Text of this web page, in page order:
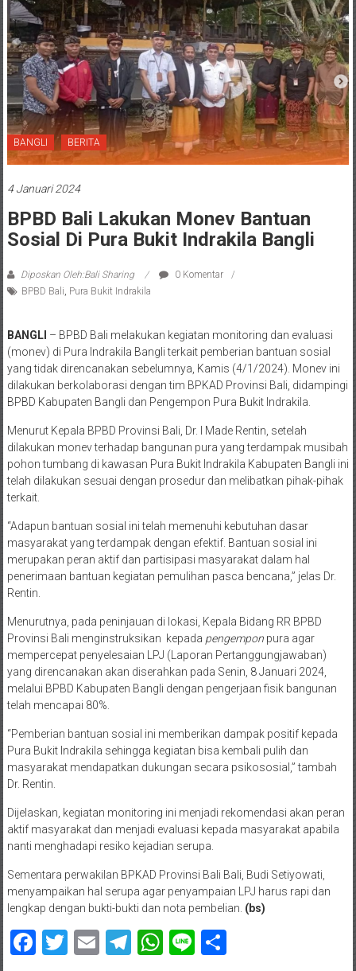
BANGLI BERITA
4 Januari 2024
BPBD Bali Lakukan Monev Bantuan
Sosial Di Pura Bukit Indrakila Bangli
Diposkan Oleh:Bali Sharing
0 Komentar
BPBD Bali, Pura Bukit Indrakila
BANGLI – BPBD Bali melakukan kegiatan monitoring dan evaluasi
(monev) di Pura Indrakila Bangli terkait pemberian bantuan sosial
yang tidak direncanakan sebelumnya, Kamis (4/1/2024). Monev ini
dilakukan berkolaborasi dengan tim BPKAD Provinsi Bali, didampingi
BPBD Kabupaten Bangli dan Pengempon Pura Bukit Indrakila.
Menurut Kepala BPBD Provinsi Bali, Dr. I Made Rentin, setelah
dilakukan monev terhadap bangunan pura yang terdampak musibah
pohon tumbang di kawasan Pura Bukit Indrakila Kabupaten Bangli ini
telah dilakukan sesuai dengan prosedur dan melibatkan pihak-pihak
terkait.
“Adapun bantuan sosial ini telah memenuhi kebutuhan dasar
masyarakat yang terdampak dengan efektif. Bantuan sosial ini
merupakan peran aktif dan partisipasi masyarakat dalam hal
penerimaan bantuan kegiatan pemulihan pasca bencana,” jelas Dr.
Rentin.
Menurutnya, pada peninjauan di lokasi, Kepala Bidang RR BPBD
Provinsi Bali menginstruksikan kepada pengemponpura agar
mempercepat penyelesaian LPJ (Laporan Pertanggungjawaban)
yang direncanakan akan diserahkan pada Senin, 8 Januari 2024,
melalui BPBD Kabupaten Bangli dengan pengerjaan fisik bangunan
telah mencapai 80%.
“Pemberian bantuan sosial ini memberikan dampak positif kepada
Pura Bukit Indrakila sehingga kegiatan bisa kembali pulih dan
masyarakat mendapatkan dukungan secara psikososial,” tambah
Dr. Rentin.
Dijelaskan, kegiatan monitoring ini menjadi rekomendasi akan peran
aktif masyarakat dan menjadi evaluasi kepada masyarakat apabila
nanti menghadapi resiko kejadian serupa.
Sementara perwakilan BPKAD Provinsi Bali Bali, Budi Setiyowati,
menyampaikan hal serupa agar penyampaian LPJ harus rapi dan
lengkap dengan bukti-bukti dan nota pembelian. (bs)
Facebook
Twitter
EmailTelegram
WhatsApp
Line